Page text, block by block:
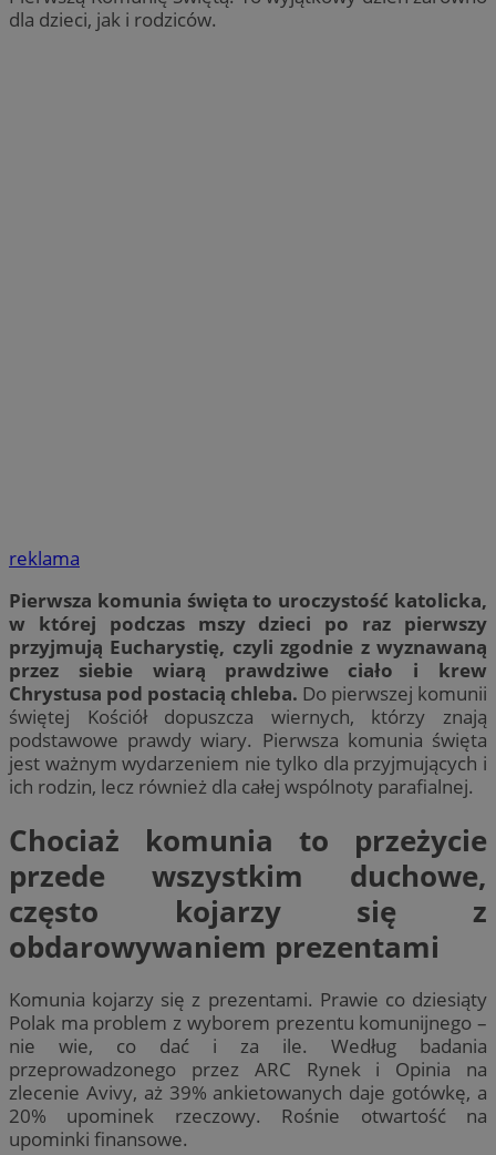
dla dzieci, jak i rodziców.
reklama
Pierwsza komunia święta to uroczystość katolicka,
w której podczas mszy dzieci po raz pierwszy
przyjmują Eucharystię, czyli zgodnie z wyznawaną
przez siebie wiarą prawdziwe ciało i krew
Chrystusa pod postacią chleba. Do pierwszej komunii
świętej Kościół dopuszcza wiernych, którzy znają
podstawowe prawdy wiary. Pierwsza komunia święta
jest ważnym wydarzeniem nie tylko dla przyjmujących i
ich rodzin, lecz również dla całej wspólnoty parafialnej.
Chociaż komunia to przeżycie
przede wszystkim duchowe,
często kojarzy się z
obdarowywaniem prezentami
Komunia kojarzy się z prezentami. Prawie co dziesiąty
Polak ma problem z wyborem prezentu komunijnego –
nie wie, co dać i za ile. Według badania
przeprowadzonego przez ARC Rynek i Opinia na
zlecenie Avivy, aż 39% ankietowanych daje gotówkę, a
20% upominek rzeczowy. Rośnie otwartość na
upominki finansowe.